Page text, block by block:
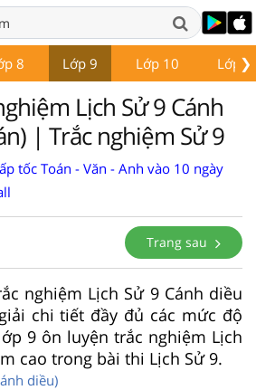
❯
8 Lớp 9 Lớp 10 Lớp
Lịch Sử 9 Cánh
| Trắc nghiệm Sử 9
tốc Toán - Văn - Anh vào 10 ngày
Trang sau
nghiệm Lịch Sử 9 Cánh diều
chi tiết đầy đủ các mức độ
9 ôn luyện trắc nghiệm Lịch
cao trong bài thi Lịch Sử 9.
diều)